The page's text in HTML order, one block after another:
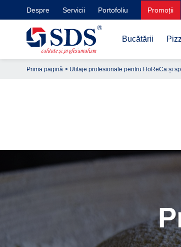
Despre Servicii Portofoliu Promoții
Bucătării
Prima pagină > Utilaje profesionale pentru HoReCa și